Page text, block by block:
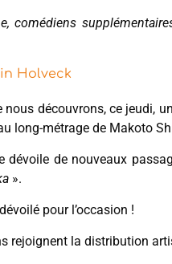
comédiens
Holveck
nous découvrons, ce jeudi,
long-métrage de Makoto
dévoile de nouveaux
».
pour l’occasion !
rejoignent la distribution